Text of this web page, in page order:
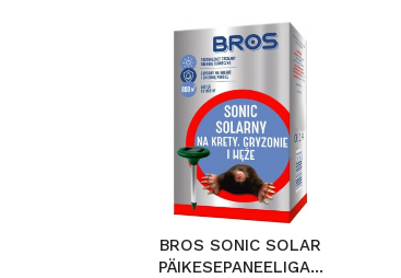
BROS SONIC SOLAR
PÄIKESEPANEELIGA...